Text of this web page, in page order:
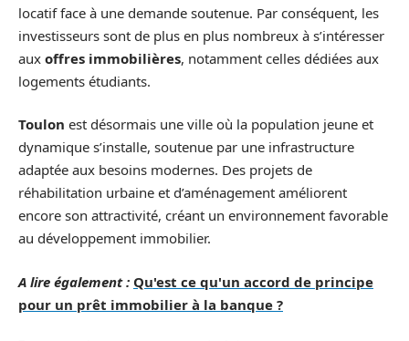
locatif face à une demande soutenue. Par conséquent, les
investisseurs sont de plus en plus nombreux à s’intéresser
aux offres immobilières, notamment celles dédiées aux
logements étudiants.
Toulon est désormais une ville où la population jeune et
dynamique s’installe, soutenue par une infrastructure
adaptée aux besoins modernes. Des projets de
réhabilitation urbaine et d’aménagement améliorent
encore son attractivité, créant un environnement favorable
au développement immobilier.
A lire également : Qu'est ce qu'un accord de principe
pour un prêt immobilier à la banque ?